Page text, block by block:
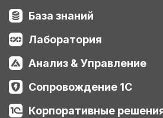
База знаний
Лаборатория
Анализ & Управление
Сопровождение 1С
Корпоративные